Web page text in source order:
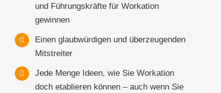
und Führungskräfte für Workation
gewinnen
Einen glaubwürdigen und überzeugenden
Mitstreiter
Jede Menge Ideen, wie Sie Workation
doch etablieren können – auch wenn Sie